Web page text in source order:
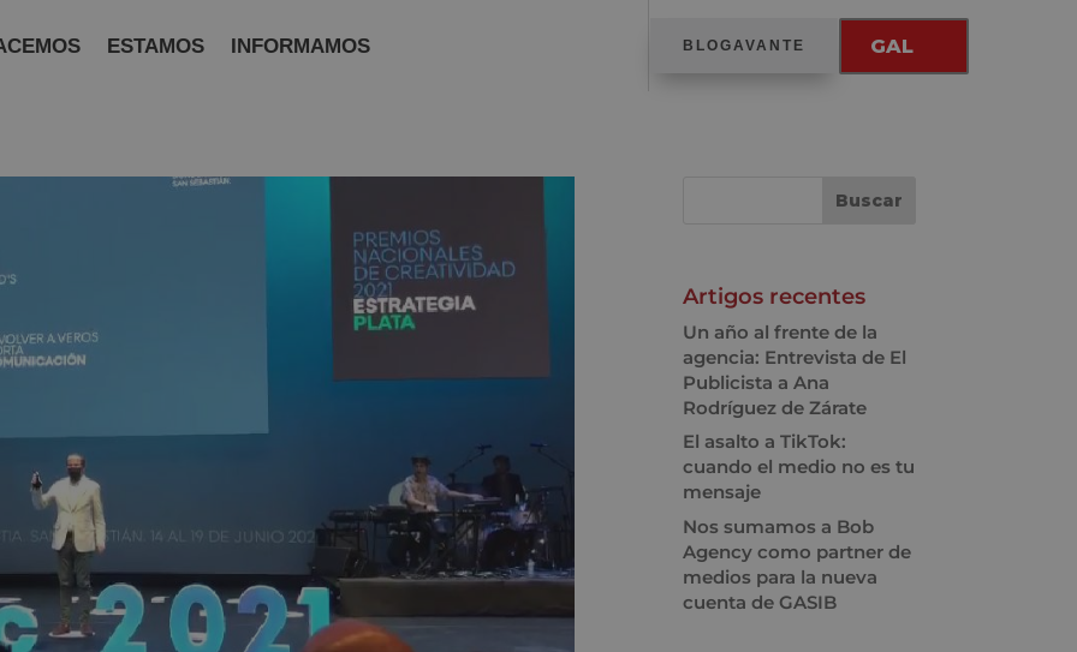
ESTAMOS INFORMAMOS BLOGAVANTE GAL
Artigos recentes
Un año al frente de la
agencia: Entrevista de El
Publicista a Ana
Rodríguez de Zárate
El asalto a TikTok:
cuando el medio no es tu
mensaje
Nos sumamos a Bob
Agency como partner de
medios para la nueva
cuenta de GASIB